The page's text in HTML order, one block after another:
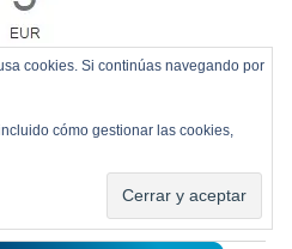
cookies. Si continúas navegando por
cómo gestionar las cookies,